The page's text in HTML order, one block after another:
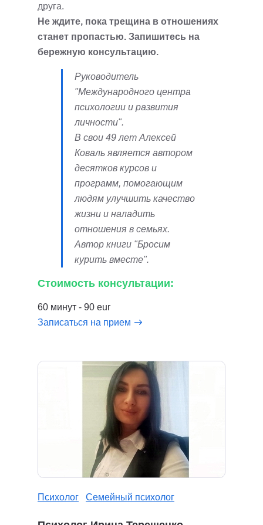
друга.
Не ждите, пока трещина в отношениях
станет пропастью. Запишитесь на
бережную консультацию.
Руководитель
"Международного центра
психологии и развития
личности".
В свои 49 лет Алексей
Коваль является автором
десятков курсов и
программ, помогающим
людям улучшить качество
жизни и наладить
отношения в семьях.
Автор книги "Бросим
курить вместе".
Стоимость консультации:
60 минут - 90 eur
Записаться на прием
Психолог Семейный психолог